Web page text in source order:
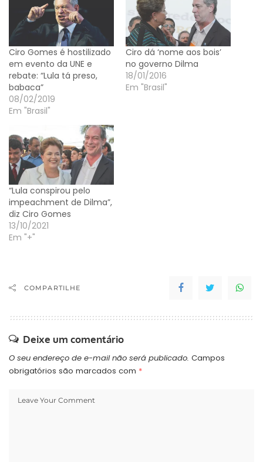
Ciro Gomes é hostilizado
em evento da UNE e
rebate: “Lula tá preso,
babaca”
08/02/2019
Em "Brasil"
Ciro dá ‘nome aos bois’
no governo Dilma
18/01/2016
Em "Brasil"
“Lula conspirou pelo
impeachment de Dilma”,
diz Ciro Gomes
13/10/2021
Em "+"
COMPARTILHE
Deixe um comentário
O seu endereço de e-mail não será publicado. Campos
obrigatórios são marcados com *